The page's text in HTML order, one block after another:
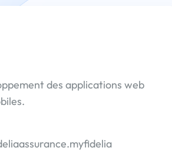
des applications web